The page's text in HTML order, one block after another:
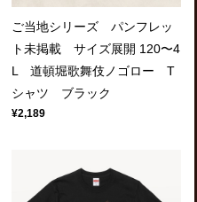
ご当地シリーズ パンフレッ
ト未掲載 サイズ展開 120〜4
L 道頓堀歌舞伎ノゴロー T
シャツ ブラック
¥2,189